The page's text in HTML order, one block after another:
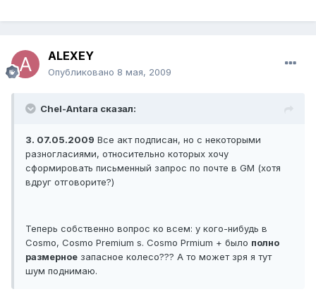
ALEXEY
Опубликовано 8 мая, 2009
Chel-Antara сказал:
3. 07.05.2009 Все акт подписан, но с некоторыми
разногласиями, относительно которых хочу
сформировать письменный запрос по почте в GM (хотя
вдруг отговорите?)
Теперь собственно вопрос ко всем: у кого-нибудь в
Cosmo, Cosmo Premium s. Cosmo Prmium + было полно
размерное запасное колесо??? А то может зря я тут
шум поднимаю.